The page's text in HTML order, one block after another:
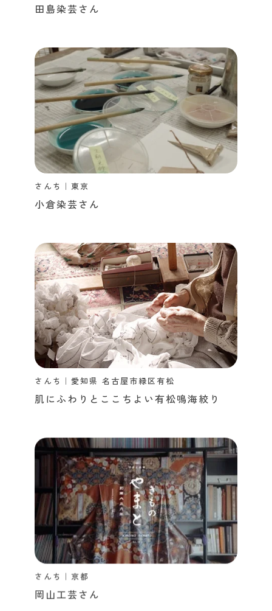
田島染芸さん
さんち｜東京
小倉染芸さん
さんち｜愛知県 名古屋市緑区有松
肌にふわりとここちよい有松鳴海絞り
さんち｜京都
岡山工芸さん